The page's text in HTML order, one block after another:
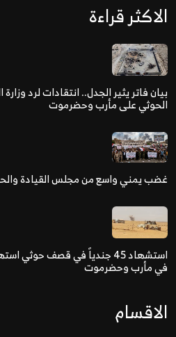
الاكثر قراءة
بيان فاتر يثير الجدل.. انتقادات لرد
الحوثي على مأرب وحضرموت
غضب يمني واسع من مجلس القيادة
استشهاد 45 جندياً في قصف
في مأرب وحضرموت
الاقسام